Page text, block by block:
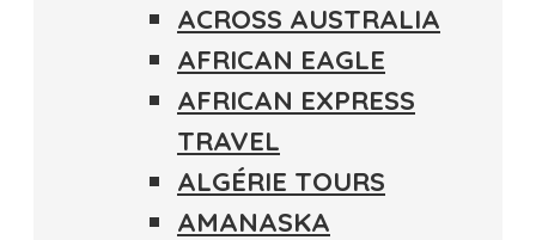
ACROSS AUSTRALIA
AFRICAN EAGLE
AFRICAN EXPRESS
TRAVEL
ALGÉRIE TOURS
AMANASKA